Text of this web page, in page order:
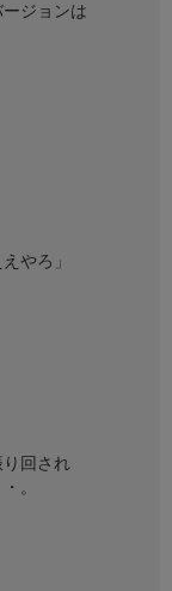
ジョンは
やろ」
回され
。